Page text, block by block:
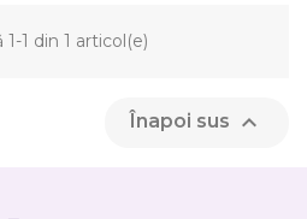
1-1 din 1 articol(e)
Înapoi sus 